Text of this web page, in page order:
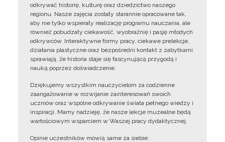
odkrywać historię, kulturę oraz dziedzictwo naszego
regionu. Nasze zajęcia zostały starannie opracowane tak,
aby nie tylko wspierały realizację programu nauczania, ale
również pobudzały ciekawość, wyobraźnię i pasję młodych
odkrywców. Interaktywne formy pracy, ciekawe prelekcje,
działania plastyczne oraz bezpośredni kontakt z zabytkami
sprawiają, że historia staje się fascynującą przygodą i
nauką poprzez doświadczenie.
Dziękujemy wszystkim nauczycielom za codzienne
zaangażowanie w rozwijanie zainteresowań swoich
uczniów oraz wspólne odkrywanie świata pełnego wiedzy i
inspiracji. Mamy nadzieję, że nasze lekcje muzealne będą
wartościowym wsparciem w Waszej pracy dydaktycznej.
Opinie uczestników mówią same za siebie: